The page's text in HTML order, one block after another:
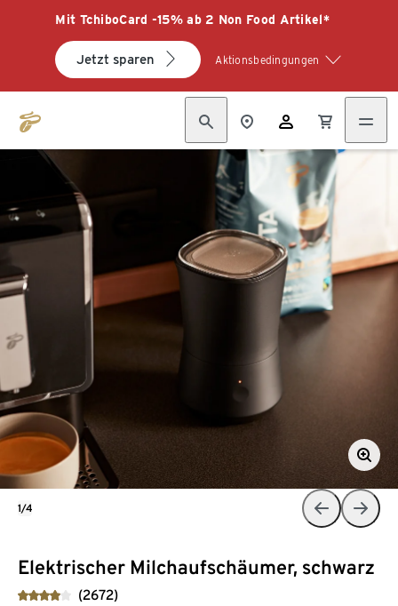
Mit TchiboCard -15% ab 2 Non Food Artikel*
Jetzt sparen Aktionsbedingungen
Elektrischer Milchaufschäumer, schwarz
(2672)
1/4